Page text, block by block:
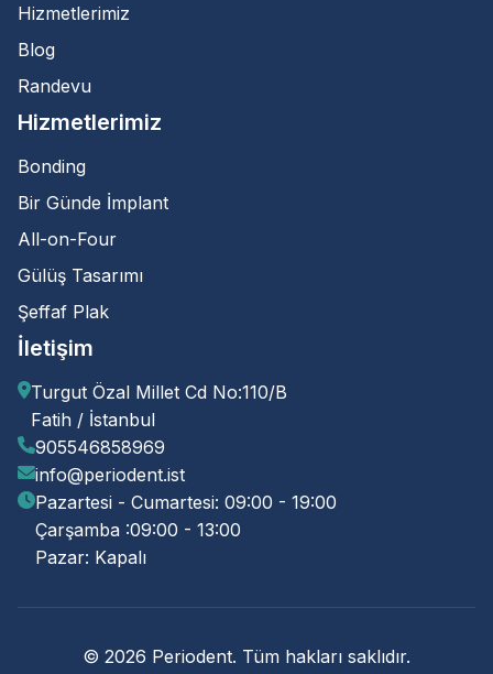
Hizmetlerimiz
Blog
Randevu
Hizmetlerimiz
Bonding
Bir Günde İmplant
All-on-Four
Gülüş Tasarımı
Şeffaf Plak
İletişim
Turgut Özal Millet Cd No:110/B
Fatih / İstanbul
905546858969
info@periodent.ist
Pazartesi - Cumartesi: 09:00 - 19:00
Çarşamba :09:00 - 13:00
Pazar: Kapalı
© 2026 Periodent. Tüm hakları saklıdır.